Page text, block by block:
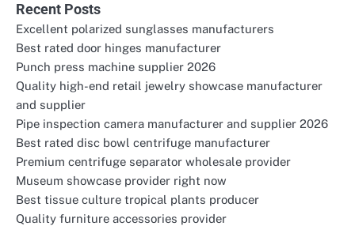
Recent Posts
Excellent polarized sunglasses manufacturers
Best rated door hinges manufacturer
Punch press machine supplier 2026
Quality high-end retail jewelry showcase manufacturer
and supplier
Pipe inspection camera manufacturer and supplier 2026
Best rated disc bowl centrifuge manufacturer
Premium centrifuge separator wholesale provider
Museum showcase provider right now
Best tissue culture tropical plants producer
Quality furniture accessories provider